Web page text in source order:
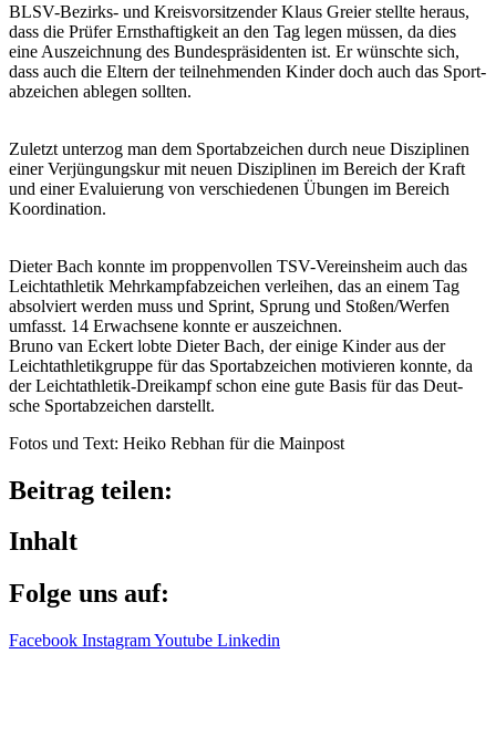
BLSV-Bezirks- und Kreis­vor­sit­zen­der Klaus Greier stellte heraus,
dass die Prüfer Ernst­haf­tig­keit an den Tag legen müssen, da dies
eine Auszeich­nung des Bundes­prä­si­den­ten ist. Er wünschte sich,
dass auch die Eltern der teil­neh­men­den Kinder doch auch das Sport­
ab­zei­chen able­gen sollten.
Zuletzt unter­zog man dem Sport­ab­zei­chen durch neue Diszi­pli­nen
einer Verjün­gungs­kur mit neuen Diszi­pli­nen im Bereich der Kraft
und einer Evalu­ie­rung von verschie­de­nen Übun­gen im Bereich
Koordination.
Dieter Bach konnte im prop­pen­vol­len TSV-Vereins­heim auch das
Leicht­ath­le­tik Mehr­kampf­ab­zei­chen verlei­hen, das an einem Tag
absol­viert werden muss und Sprint, Sprung und Stoßen/​Werfen
umfasst. 14 Erwach­sene konnte er auszeich­nen.
Bruno van Eckert lobte Dieter Bach, der einige Kinder aus der
Leicht­ath­le­tik­gruppe für das Sport­ab­zei­chen moti­vie­ren konnte, da
der Leicht­ath­le­tik-Drei­kampf schon eine gute Basis für das Deut­
sche Sport­ab­zei­chen darstellt.
Fotos und Text: Heiko Rebhan für die Mainpost
Beitrag teilen:
Inhalt
Folge uns auf:
Facebook InstagramYoutube Linkedin